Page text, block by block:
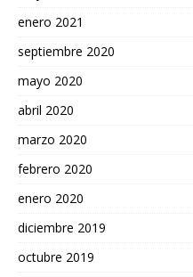
enero 2021
septiembre 2020
mayo 2020
abril 2020
marzo 2020
febrero 2020
enero 2020
diciembre 2019
octubre 2019